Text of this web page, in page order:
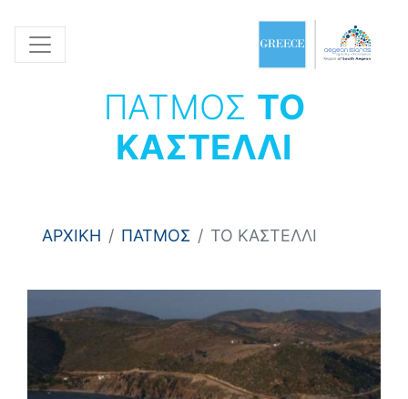
ΠΑΤΜΟΣ ΤΟ
ΚΑΣΤΕΛΛΙ
ΑΡΧΙΚΗ ΠΑΤΜΟΣ ΤΟ ΚΑΣΤΕΛΛΙ